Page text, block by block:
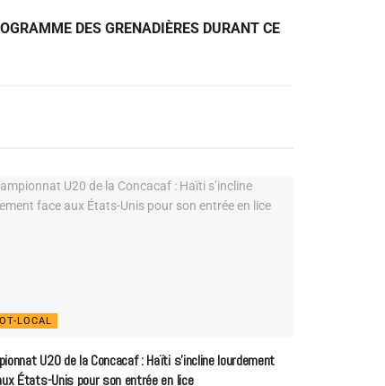
DES GRENADIÈRES DURANT CE
LOCAL
U20 de la Concacaf : Haïti s’incline lourdement
États-Unis pour son entrée en lice